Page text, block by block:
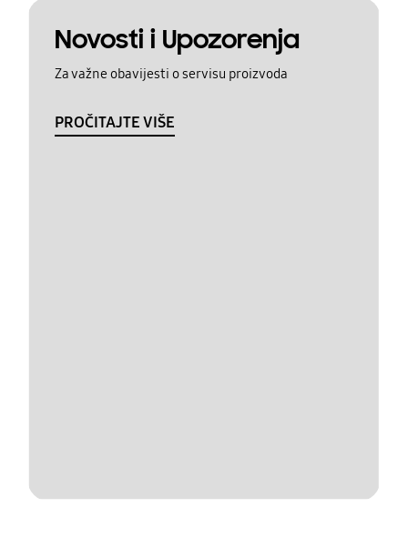
Novosti i Upozorenja
Za važne obavijesti o servisu proizvoda
PROČITAJTE VIŠE